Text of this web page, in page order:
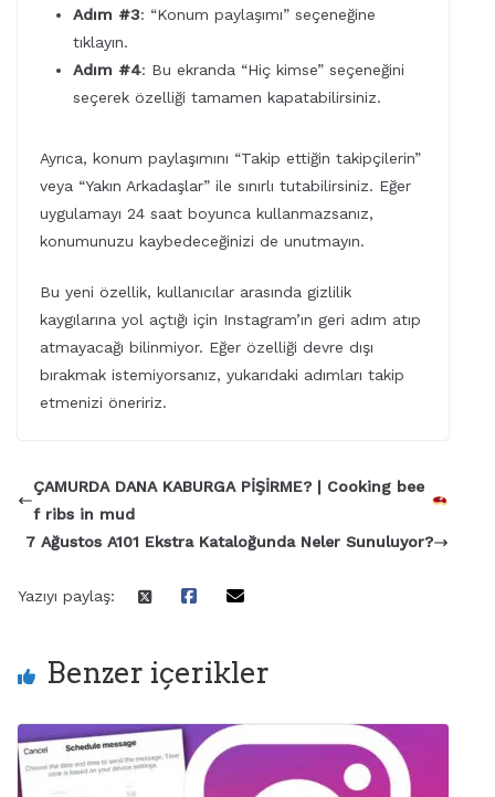
Adım #3: “Konum paylaşımı” seçeneğine
tıklayın.
Adım #4: Bu ekranda “Hiç kimse” seçeneğini
seçerek özelliği tamamen kapatabilirsiniz.
Ayrıca, konum paylaşımını “Takip ettiğin takipçilerin”
veya “Yakın Arkadaşlar” ile sınırlı tutabilirsiniz. Eğer
uygulamayı 24 saat boyunca kullanmazsanız,
konumunuzu kaybedeceğinizi de unutmayın.
Bu yeni özellik, kullanıcılar arasında gizlilik
kaygılarına yol açtığı için Instagram’ın geri adım atıp
atmayacağı bilinmiyor. Eğer özelliği devre dışı
bırakmak istemiyorsanız, yukarıdaki adımları takip
etmenizi öneririz.
ÇAMURDA DANA KABURGA PİŞİRME? | Cooking bee
f ribs in mud
7 Ağustos A101 Ekstra Kataloğunda Neler Sunuluyor?
Yazıyı paylaş:
Benzer içerikler